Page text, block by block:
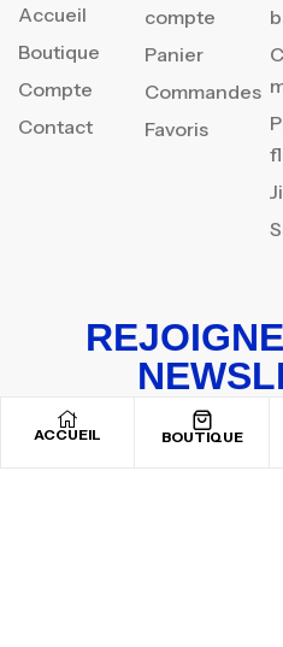
ACCUEIL BOUTIQUE
Accueil
Boutique
Compte
Contact
compte
Panier
Commandes
Favoris
Inscrivez-vous pour